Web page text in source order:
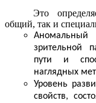
Это
общий, так и
зрительной
пути и
наглядных
Уровень
свойств,